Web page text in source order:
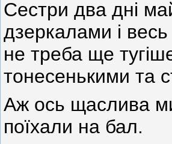
Сестри два дні
дзеркалами і
не треба ще
тонесенькими та
Аж ось щаслива
поїхали на бал.